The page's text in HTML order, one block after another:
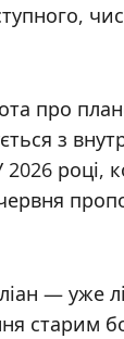
про
з
році,
—
старим